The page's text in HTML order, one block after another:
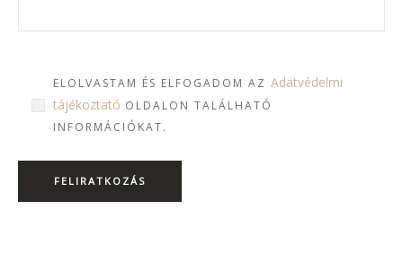
ELOLVASTAM ÉS ELFOGADOM AZ Adatvédelmi
tájékoztató OLDALON TALÁLHATÓ
INFORMÁCIÓKAT.